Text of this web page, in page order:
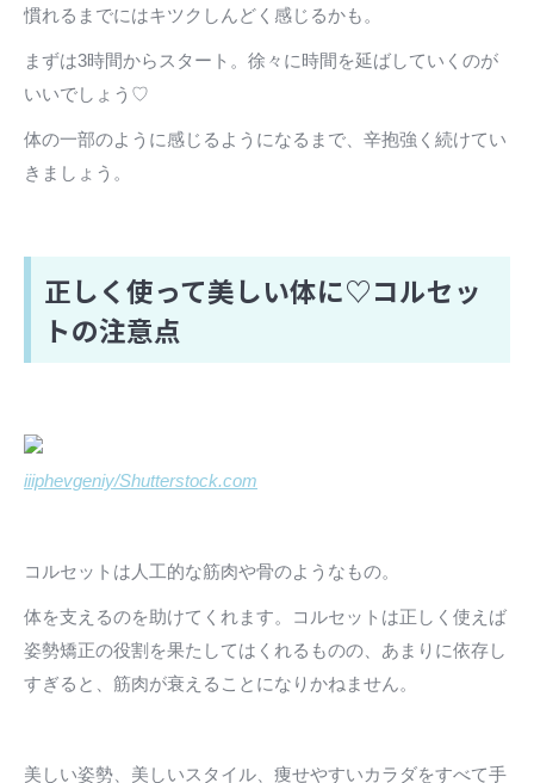
慣れるまでにはキツクしんどく感じるかも。
まずは3時間からスタート。徐々に時間を延ばしていくのが
いいでしょう♡
体の一部のように感じるようになるまで、辛抱強く続けてい
きましょう。
正しく使って美しい体に♡コルセッ
トの注意点
iiiphevgeniy/Shutterstock.com
コルセットは人工的な筋肉や骨のようなもの。
体を支えるのを助けてくれます。コルセットは正しく使えば
姿勢矯正の役割を果たしてはくれるものの、あまりに依存し
すぎると、筋肉が衰えることになりかねません。
美しい姿勢、美しいスタイル、痩せやすいカラダをすべて手